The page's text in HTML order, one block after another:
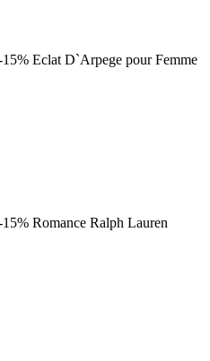
15% Eclat D`Arpege pour Femme
15% Romance Ralph Lauren